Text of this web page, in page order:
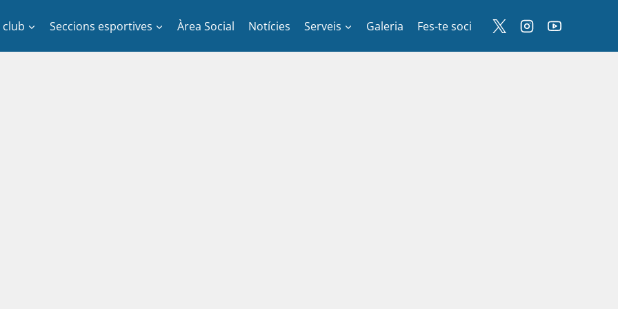
club Seccions esportives Àrea Social Notícies Serveis Galeria Fes-te soci